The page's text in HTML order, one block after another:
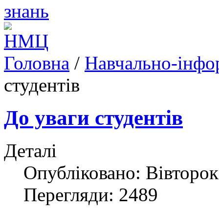
Головна / Навчально-
студентів
До уваги студентів
Деталі
Опубліковано:
Перегляди: 2489